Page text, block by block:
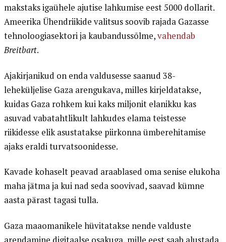
makstaks igaühele ajutise lahkumise eest 5000 dollarit.
Ameerika Ühendriikide valitsus soovib rajada Gazasse
tehnoloogiasektori ja kaubandussõlme,vahendab
Breitbart.
Ajakirjanikud on enda valdusesse saanud 38-
leheküljelise Gaza arengukava, milles kirjeldatakse,
kuidas Gaza rohkem kui kaks miljonit elanikku kas
asuvad vabatahtlikult lahkudes elama teistesse
riikidesse elik asustatakse piirkonna ümberehitamise
ajaks eraldi turvatsoonidesse.
Kavade kohaselt peavad araablased oma senise elukoha
maha jätma ja kui nad seda soovivad, saavad kümne
aasta pärast tagasi tulla.
Gaza maaomanikele hüvitatakse nende valduste